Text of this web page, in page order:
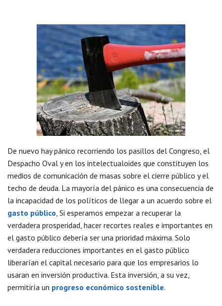
De nuevo hay pánico recorriendo los pasillos del Congreso, el
Despacho Oval y en los intelectualoides que constituyen los
medios de comunicación de masas sobre el cierre público y el
techo de deuda. La mayoría del pánico es una consecuencia de
la incapacidad de los políticos de llegar a un acuerdo sobre el
gasto público, Si esperamos empezar a recuperar la
verdadera prosperidad, hacer recortes reales e importantes en
el gasto público debería ser una prioridad máxima. Solo
verdadera reducciones importantes en el gasto público
liberarían el capital necesario para que los empresarios lo
usaran en inversión productiva. Esta inversión, a su vez,
permitiría un progreso económico sostenible.